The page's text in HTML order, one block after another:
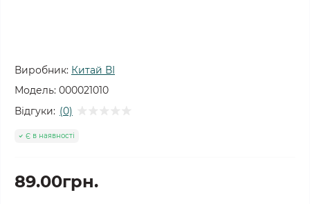
Виробник: Китай ВІ
Модель: 000021010
Відгуки: (0)
Є в наявності
89.00грн.